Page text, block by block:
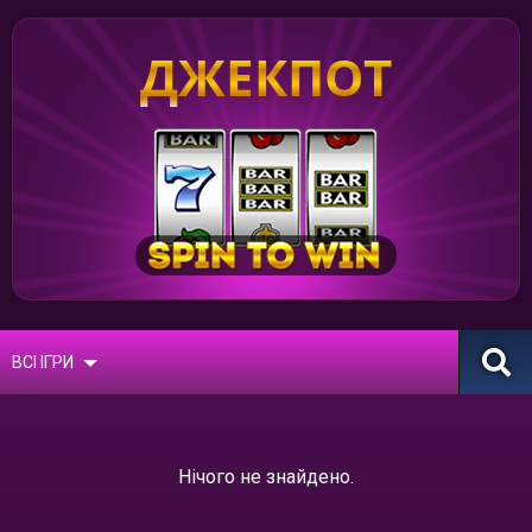
ДЖЕКПОТ
ВСІ ІГРИ
Нічого не знайдено.